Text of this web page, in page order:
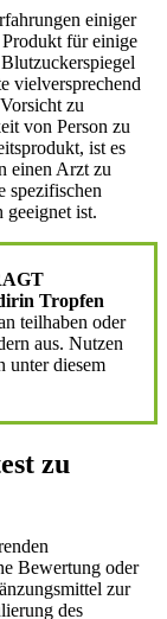
einiger
für einige
vielversprechend
zu
von Person zu
ist es
einen Arzt zu
spezifischen
geeignet ist.
Tropfen
teilhaben oder
aus. Nutzen
unter diesem
zu
Bewertung oder
zur
des